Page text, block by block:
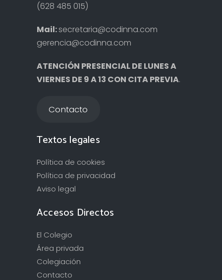
(628 485 015)
Mail:secretaria@codinna.com
gerencia@codinna.com
ATENCIÓN PRESENCIAL DE LUNES A
VIERNES DE 9 A 13 CON CITA PREVIA.
Contacto
Textos legales
Política de cookies
Política de privacidad
Aviso legal
Accesos Directos
El Colegio
Área privada
Colegiación
Contacto